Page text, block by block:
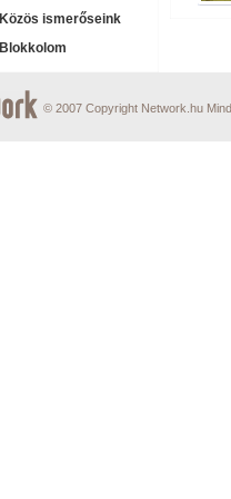
Közös ismerőseink
Blokkolom
© 2007 Copyright Network.hu